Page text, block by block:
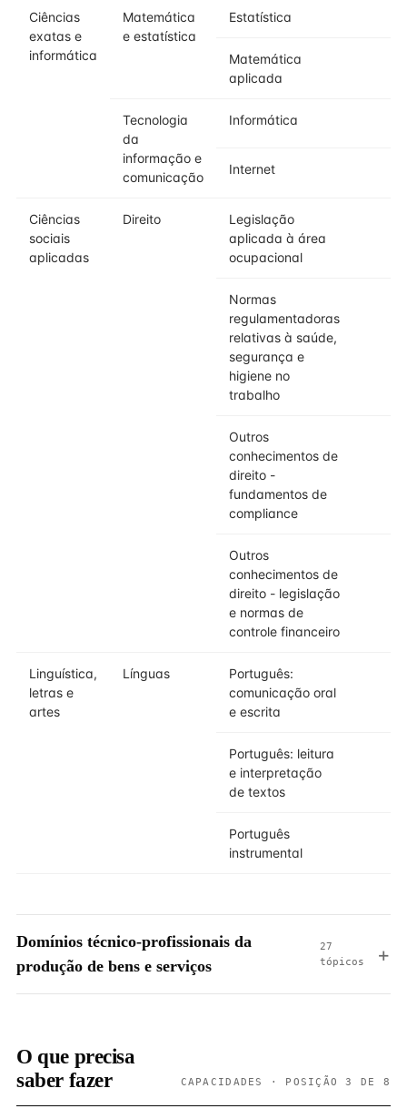
Ciências
exatas e
informática
Matemática
e estatística
Estatística
Matemática
aplicada
Tecnologia
da
informação e
comunicação
Informática
Internet
Ciências
sociais
aplicadas
Direito
Legislação
aplicada à área
ocupacional
Normas
regulamentadoras
relativas à saúde,
segurança e
higiene no
trabalho
Outros
conhecimentos de
direito -
fundamentos de
compliance
Outros
conhecimentos de
direito - legislação
e normas de
controle financeiro
Linguística,
letras e
artes
Línguas
Português:
comunicação oral
e escrita
Português: leitura
e interpretação
de textos
Português
instrumental
Domínios técnico-profissionais da
produção de bens e serviços
27
tópicos
O que precisa
saber fazer
CAPACIDADES · POSIÇÃO 3 DE 8